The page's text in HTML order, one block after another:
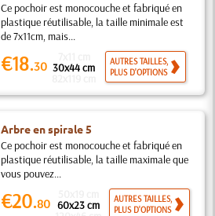
Ce pochoir est monocouche et fabriqué en
plastique réutilisable, la taille minimale est
de 7x11cm, mais...
€18.30 30x44 cm
AUTRES TAILLES,
PLUS D'OPTIONS
Arbre en spirale 5
Ce pochoir est monocouche et fabriqué en
plastique réutilisable, la taille maximale que
vous pouvez...
€20.80 60x23 cm
AUTRES TAILLES,
PLUS D'OPTIONS